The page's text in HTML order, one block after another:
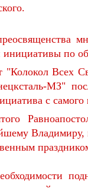
инициативы по
Всех
МЗ"
с